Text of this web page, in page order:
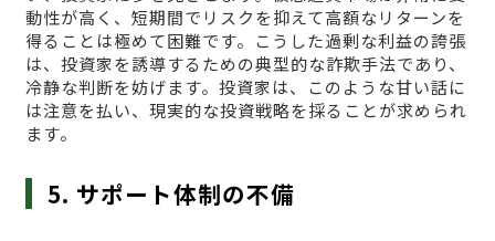
動性が高く、短期間でリスクを抑えて高額なリターンを
得ることは極めて困難です。こうした過剰な利益の誇張
は、投資家を誘導するための典型的な詐欺手法であり、
冷静な判断を妨げます。投資家は、このような甘い話に
は注意を払い、現実的な投資戦略を採ることが求められ
ます。
5. サポート体制の不備